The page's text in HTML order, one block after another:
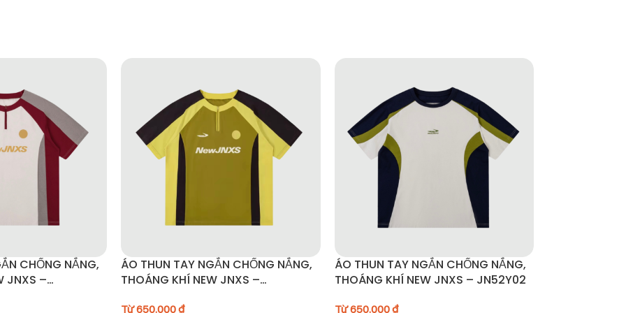
ảnh hưởng đến lớp chống thấm.
thấm.
siêu nhẹ cho mọi chuyến đi, là lựa chọn lý tưởng cho những ai yêu thích các hoạt động ngoài trời như trekking,
CHỐNG NẮNG,
JNXS –
ÁO THUN TAY NGẮN CHỐNG NẮNG,
THOÁNG KHÍ NEW JNXS –
Từ650.000₫
ÁO THUN TAY NGẮN CHỐNG NẮNG,
THOÁNG KHÍ NEW JNXS – JN52Y02
Từ650.000₫